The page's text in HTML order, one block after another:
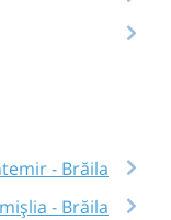
- Brăila
- Brăila